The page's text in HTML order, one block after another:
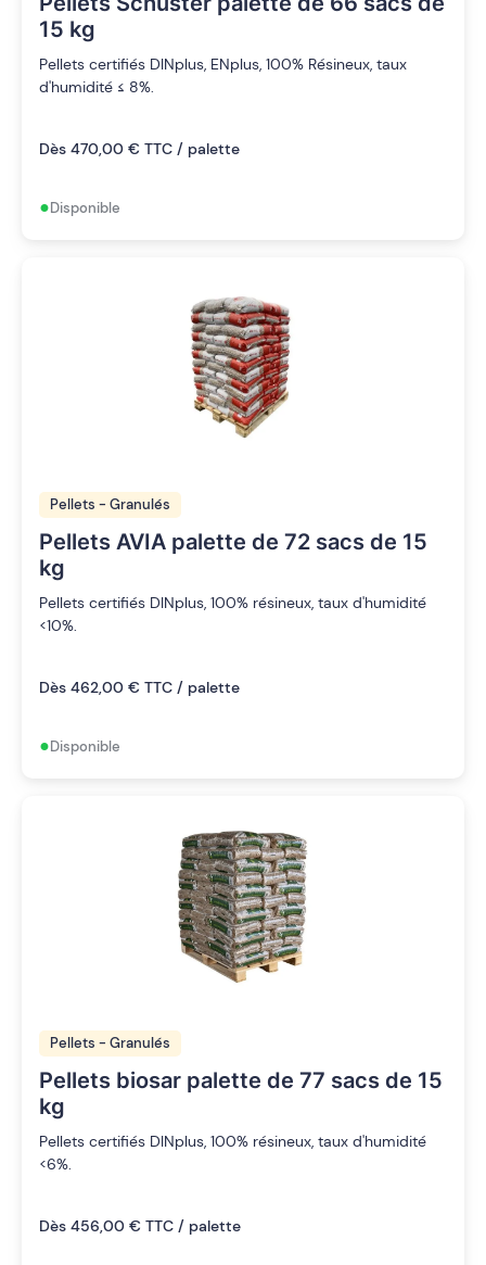
15 kg
Pellets certifiés DINplus, ENplus, 100% Résineux, taux
d'humidité ≤ 8%.
Dès 470,00 € TTC / palette
•Disponible
Pellets - Granulés
Pellets AVIA palette de 72 sacs de 15
kg
Pellets certifiés DINplus, 100% résineux, taux d'humidité
<10%.
Dès 462,00 € TTC / palette
•Disponible
Pellets - Granulés
Pellets biosar palette de 77 sacs de 15
kg
Pellets certifiés DINplus, 100% résineux, taux d'humidité
<6%.
Dès 456,00 € TTC / palette